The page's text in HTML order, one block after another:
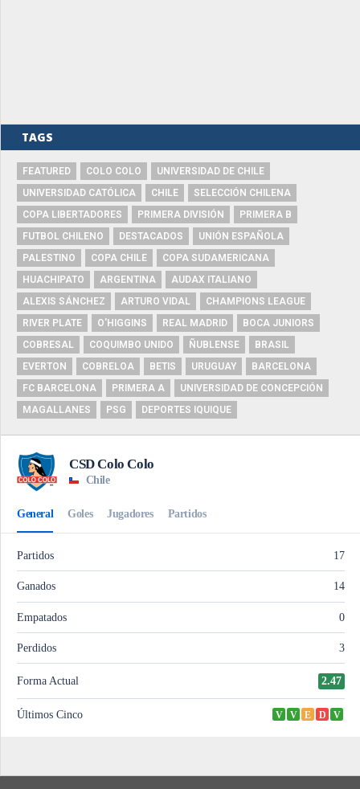
TAGS
FEATURED COLO COLO
UNIVERSIDAD DE CHILE
UNIVERSIDAD CATÓLICA
CHILE
SELECCIÓN CHILENA
COPA LIBERTADORES
PRIMERA DIVISIÓN
PRIMERA B
FUTBOL CHILENO
DESTACADOS
UNIÓN ESPAÑOLA
PALESTINO
COPA CHILE
COPA SUDAMERICANA
HUACHIPATO
ARGENTINA
AUDAX ITALIANO
ALEXIS SÁNCHEZ
ARTURO VIDAL
CHAMPIONS LEAGUE
RIVER PLATE
O'HIGGINS REAL MADRID
BOCA JUNIORS
COBRESAL
COQUIMBO UNIDO ÑUBLENSE
BRASIL
EVERTON
COBRELOA BETIS URUGUAY
BARCELONA
FC BARCELONA
PRIMERA A
UNIVERSIDAD DE CONCEPCIÓN
MAGALLANES
PSG DEPORTES IQUIQUE